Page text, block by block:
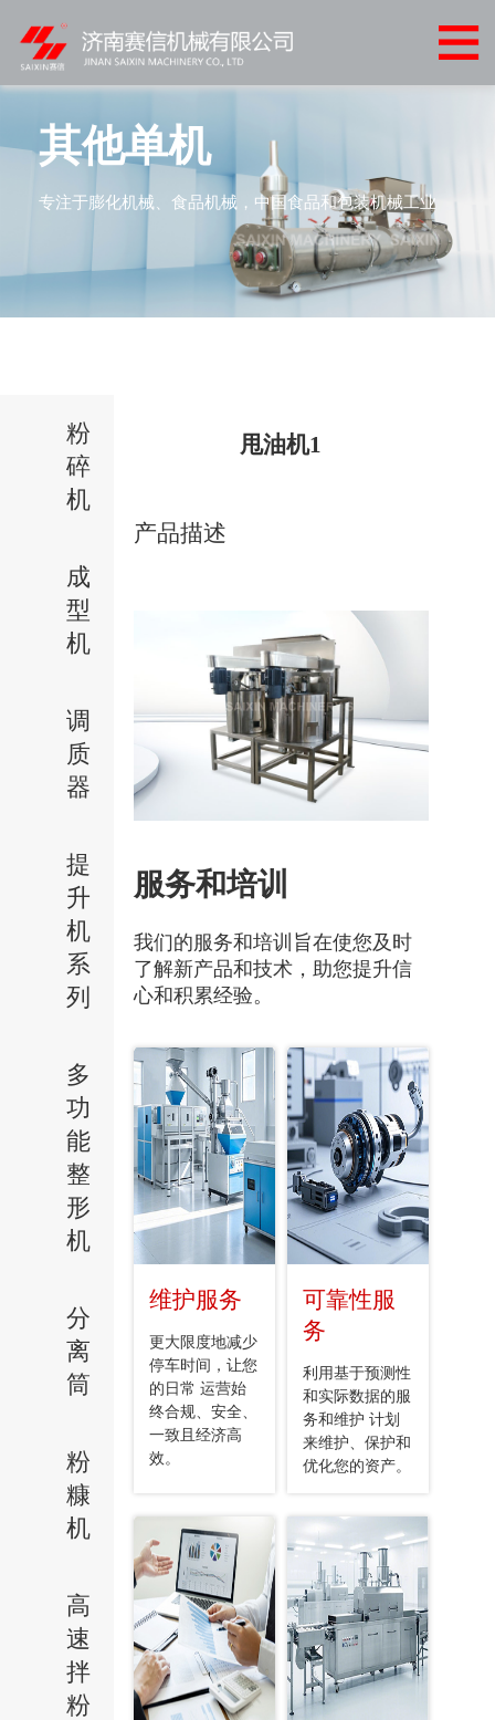
心
案
户
新
其他单机
专注于膨化机械、食品机械，中国食品和包装机械工业
粉
碎
机
成
型
机
调
质
器
提
升
机
系
列
多
功
能
整
形
机
分
离
筒
粉
糠
机
高
速
拌
粉
甩油机1
产品描述
服务和培训
我们的服务和培训旨在使您及时
了解新产品和技术，助您提升信
心和积累经验。
维护服务
更大限度地减少
停车时间，让您
的日常 运营始
终合规、安全、
一致且经济高
效。
可靠性服
务
利用基于预测性
和实际数据的服
务和维护 计划
来维护、保护和
优化您的资产。